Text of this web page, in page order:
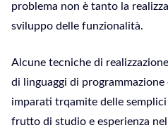
problema non è tanto la
sviluppo delle funzionalità.
Alcune tecniche di
di linguaggi di programmazione
imparati trqamite delle
frutto di studio e esperienza